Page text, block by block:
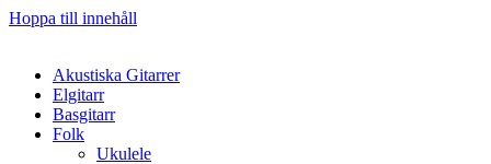
Hoppa till innehåll
Akustiska Gitarrer
Elgitarr
Basgitarr
Folk
Ukulele